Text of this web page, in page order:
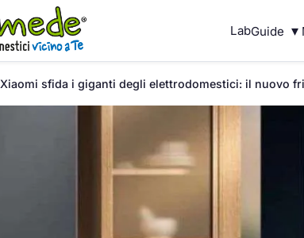
LabGuide ▾
Xiaomi sfida i giganti degli elettrodomestici: il nuovo